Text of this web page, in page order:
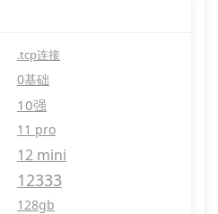
.tcp连接
0基础
10强
11 pro
12 mini
12333
128gb